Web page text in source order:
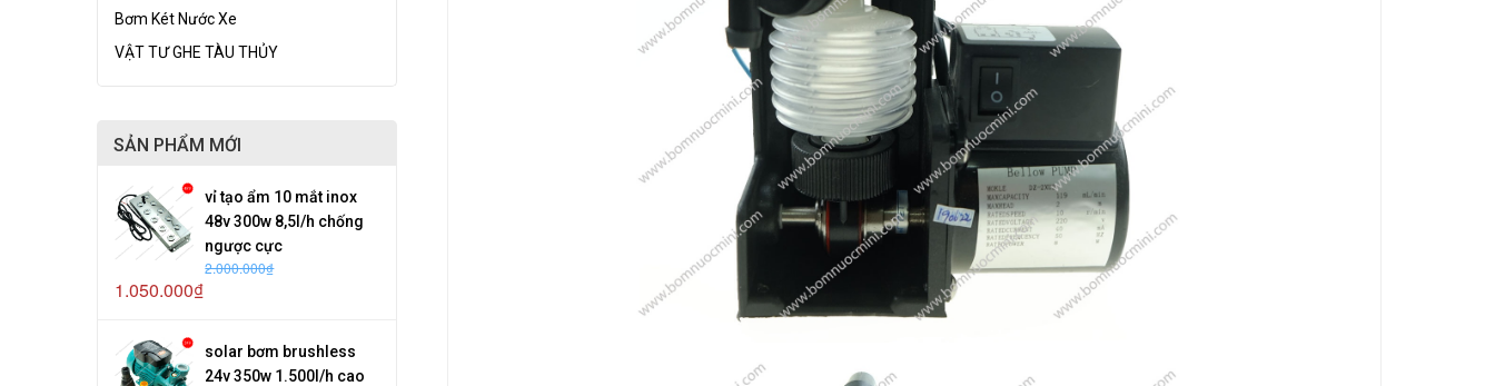
Bơm Két Nước Xe
VẬT TƯ GHE TÀU THỦY
SẢN PHẨM MỚI
vỉ tạo ẩm 10 mắt inox
48v 300w 8,5l/h chống
ngược cực
2.000.000₫
1.050.000₫
solar bơm brushless
24v 350w 1.500l/h cao